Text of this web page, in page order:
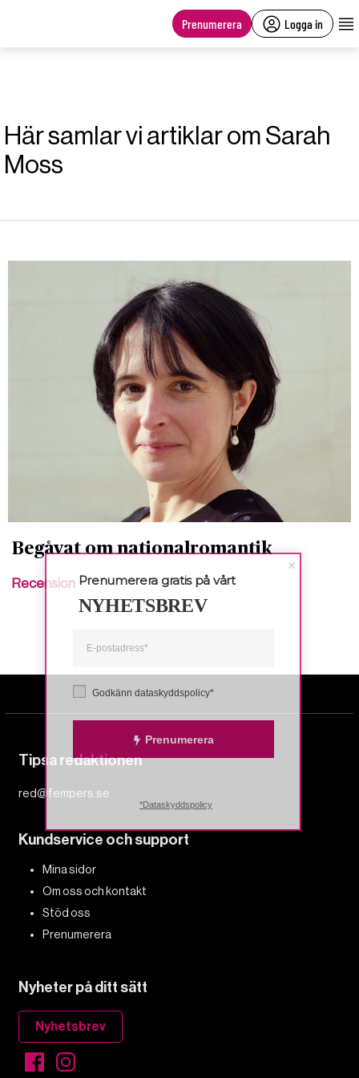
Prenumerera Logga in
Här samlar vi artiklar om Sarah
Moss
Begåvat om nationalromantik
Recension
Tipsa redaktionen
red@fempers.se
Kundservice och support
Mina sidor
Om oss och kontakt
Stöd oss
Prenumerera
Nyheter på ditt sätt
Nyhetsbrev
Godkänn dataskyddspolicy*
Prenumerera
Prenumerera gratis på vårt
NYHETSBREV
*Dataskyddspolicy